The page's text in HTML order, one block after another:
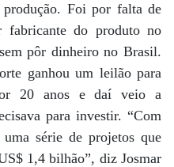
produção. Foi por falta de
fabricante do produto no
pôr dinheiro no Brasil.
ganhou um leilão para
20 anos e daí veio a
para investir. “Com
série de projetos que
1,4 bilhão”, diz Josmar